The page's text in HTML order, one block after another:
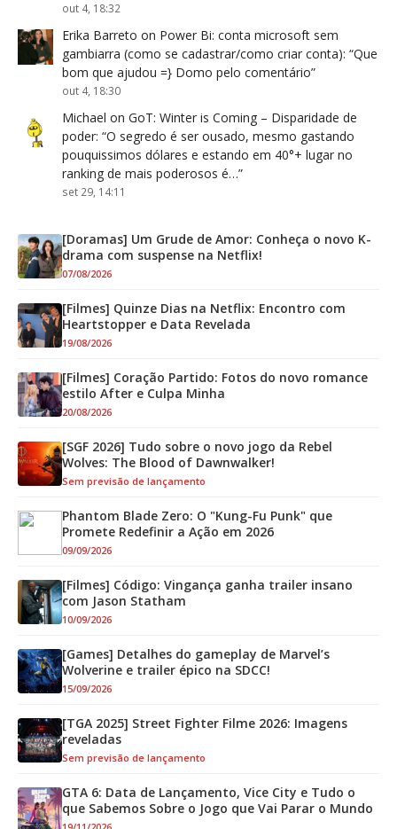
out 4, 18:32
Erika Barreto on Power Bi: conta microsoft sem
gambiarra (como se cadastrar/como criar conta): “Que
bom que ajudou =} Domo pelo comentário”
out 4, 18:30
Michael on GoT: Winter is Coming – Disparidade de
poder: “O segredo é ser ousado, mesmo gastando
pouquissimos dólares e estando em 40°+ lugar no
ranking de mais poderosos é…”
set 29, 14:11
[Doramas] Um Grude de Amor: Conheça o novo K-
drama com suspense na Netflix!
07/08/2026
[Filmes] Quinze Dias na Netflix: Encontro com
Heartstopper e Data Revelada
19/08/2026
[Filmes] Coração Partido: Fotos do novo romance
estilo After e Culpa Minha
20/08/2026
[SGF 2026] Tudo sobre o novo jogo da Rebel
Wolves: The Blood of Dawnwalker!
Sem previsão de lançamento
Phantom Blade Zero: O "Kung-Fu Punk" que
Promete Redefinir a Ação em 2026
09/09/2026
[Filmes] Código: Vingança ganha trailer insano
com Jason Statham
10/09/2026
[Games] Detalhes do gameplay de Marvel’s
Wolverine e trailer épico na SDCC!
15/09/2026
[TGA 2025] Street Fighter Filme 2026: Imagens
reveladas
Sem previsão de lançamento
GTA 6: Data de Lançamento, Vice City e Tudo o
que Sabemos Sobre o Jogo que Vai Parar o Mundo